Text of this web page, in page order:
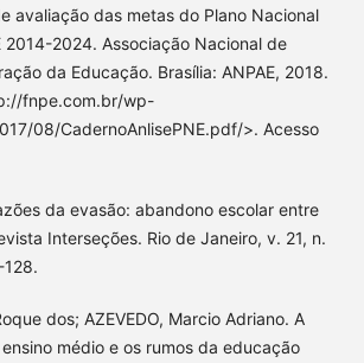
avaliação das metas do Plano Nacional
2014-2024. Associação Nacional de
da Educação. Brasília: ANPAE, 2018.
fnpe.com.br/wp-
08/CadernoAnlisePNE.pdf/>. Acesso
da evasão: abandono escolar entre
Interseções. Rio de Janeiro, v. 21, n.
dos; AZEVEDO, Marcio Adriano. A
médio e os rumos da educação